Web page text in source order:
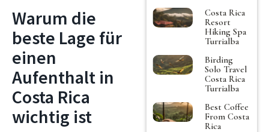
Warum die
beste Lage für
einen
Aufenthalt in
Costa Rica
wichtig ist
Costa Rica
Resort
Hiking Spa
Turrialba
Birding
Solo Travel
Costa Rica
Turrialba
Best Coffee
From Costa
Rica